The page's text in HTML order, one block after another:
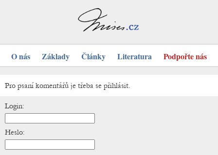
O nás Základy Články Literatura Podpořte nás
Pro psaní komentářů je třeba se přihlásit.
Login:
Heslo: